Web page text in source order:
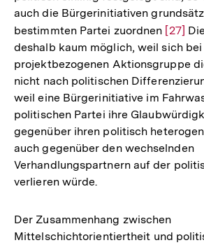
auch die Bürgerinitiativen
bestimmten Partei zuordnen Zur
der
[27]
deshalb kaum möglich, weil sich
projektbezogenen Aktionsgruppe
nicht nach politischen
weil eine Bürgerinitiative im
politischen Partei ihre
gegenüber ihren politisch
auch gegenüber den wechselnden
Verhandlungspartnern auf der
verlieren würde.
Der Zusammenhang zwischen
Mittelschichtorientiertheit und